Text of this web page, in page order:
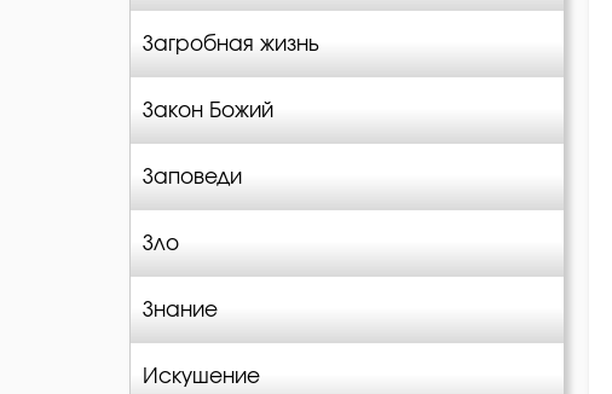
Загробная жизнь
Закон Божий
Заповеди
Зло
Знание
Искушение